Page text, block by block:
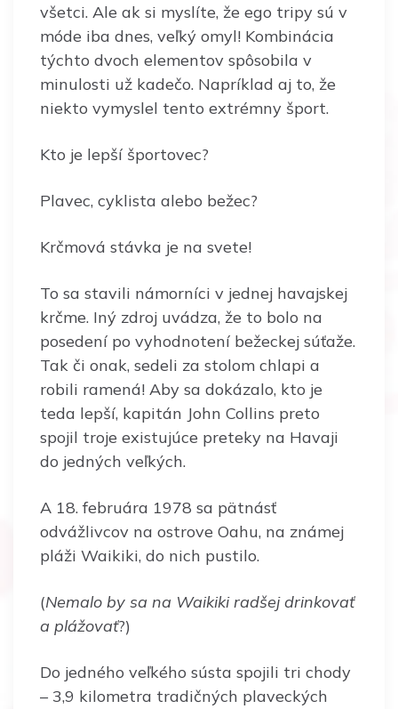
všetci. Ale ak si myslíte, že ego tripy sú v
móde iba dnes, veľký omyl! Kombinácia
týchto dvoch elementov spôsobila v
minulosti už kadečo. Napríklad aj to, že
niekto vymyslel tento extrémny šport.
Kto je lepší športovec?
Plavec, cyklista alebo bežec?
Krčmová stávka je na svete!
To sa stavili námorníci v jednej havajskej
krčme. Iný zdroj uvádza, že to bolo na
posedení po vyhodnotení bežeckej súťaže.
Tak či onak, sedeli za stolom chlapi a
robili ramená! Aby sa dokázalo, kto je
teda lepší, kapitán John Collins preto
spojil troje existujúce preteky na Havaji
do jedných veľkých.
A 18. februára 1978 sa pätnásť
odvážlivcov na ostrove Oahu, na známej
pláži Waikiki, do nich pustilo.
(Nemalo by sa na Waikiki radšej drinkovať
a plážovať?)
Do jedného veľkého sústa spojili tri chody
– 3,9 kilometra tradičných plaveckých